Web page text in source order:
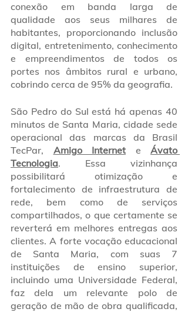
conexão em banda larga de
qualidade aos seus milhares de
habitantes, proporcionando inclusão
digital, entretenimento, conhecimento
e empreendimentos de todos os
portes nos âmbitos rural e urbano,
cobrindo cerca de 95% da geografia.
São Pedro do Sul está há apenas 40
minutos de Santa Maria, cidade sede
operacional das marcas da Brasil
TecPar, Amigo Internet e Ávato
Tecnologia. Essa vizinhança
possibilitará otimização e
fortalecimento de infraestrutura de
rede, bem como de serviços
compartilhados, o que certamente se
reverterá em melhores entregas aos
clientes. A forte vocação educacional
de Santa Maria, com suas 7
instituições de ensino superior,
incluindo uma Universidade Federal,
faz dela um relevante polo de
geração de mão de obra qualificada,